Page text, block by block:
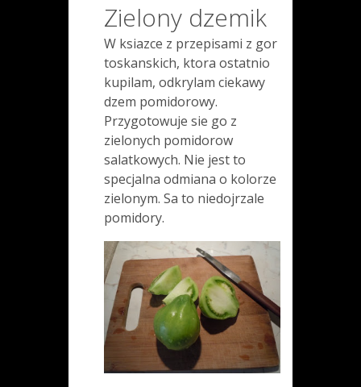
Zielony dzemik
W ksiazce z przepisami z gor
toskanskich, ktora ostatnio
kupilam, odkrylam ciekawy
dzem pomidorowy.
Przygotowuje sie go z
zielonych pomidorow
salatkowych. Nie jest to
specjalna odmiana o kolorze
zielonym. Sa to niedojrzale
pomidory.